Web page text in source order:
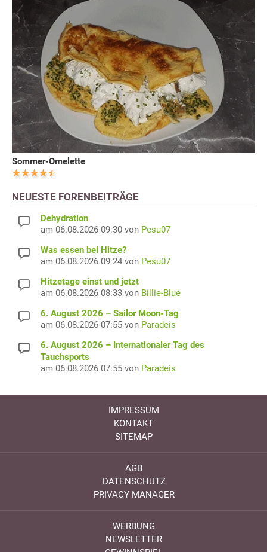
Sommer-Omelette
NEUESTE FORENBEITRÄGE
Dehydration
am 06.08.2026 09:30 von Pesu07
Was essen bei Hitze?
am 06.08.2026 09:24 von Pesu07
Hitzetage einst und jetzt
am 06.08.2026 08:33 von Billie-Blue
6. August 2026 – Sailor Moon-Tag
am 06.08.2026 07:55 von Paradeis
6. August 2026 – Internationaler Tag des
Tauchsports
am 06.08.2026 07:55 von Paradeis
IMPRESSUM
KONTAKT
SITEMAP
AGB
DATENSCHUTZ
PRIVACY MANAGER
WERBUNG
NEWSLETTER